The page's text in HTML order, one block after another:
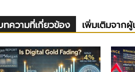
ทความที่เกี่ยวข้อง เพิ่มเติมจากผู้